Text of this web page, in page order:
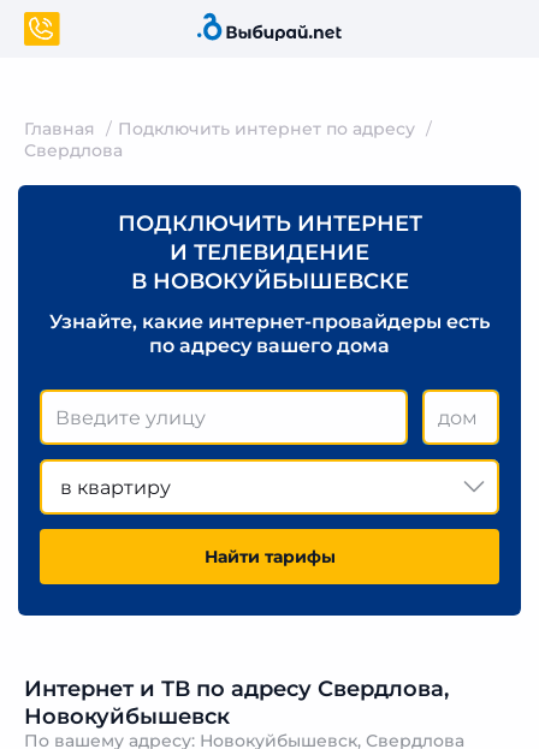
Главная
Подключить интернет по адресу
Свердлова
ПОДКЛЮЧИТЬ ИНТЕРНЕТ
И ТЕЛЕВИДЕНИЕ
В НОВОКУЙБЫШЕВСКЕ
Узнайте, какие интернет-провайдеры есть
по адресу вашего дома
в квартиру
Найти тарифы
Интернет и ТВ по адресу Свердлова,
Новокуйбышевск
По вашему адресу: Новокуйбышевск, Свердлова